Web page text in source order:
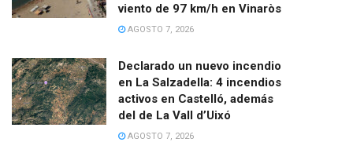
viento de 97 km/h en Vinaròs
AGOSTO 7, 2026
Declarado un nuevo incendio
en La Salzadella: 4 incendios
activos en Castelló, además
del de La Vall d’Uixó
AGOSTO 7, 2026